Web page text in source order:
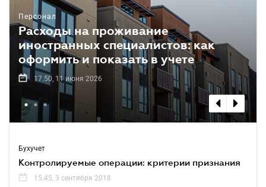
Персонал
Расходы на проживание
иностранных специалистов: как
оформить и показать в учете
17.50, 11 июня 2026
Бухучет
Контролируемые операции: критерии признания
15.45, 3 сентября 2018